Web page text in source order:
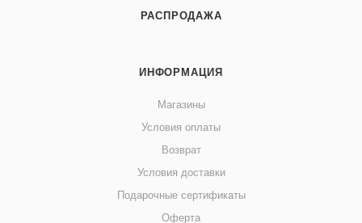
РАСПРОДАЖА
ИНФОРМАЦИЯ
Магазины
Условия оплаты
Возврат
Условия доставки
Подарочные сертификаты
Оферта